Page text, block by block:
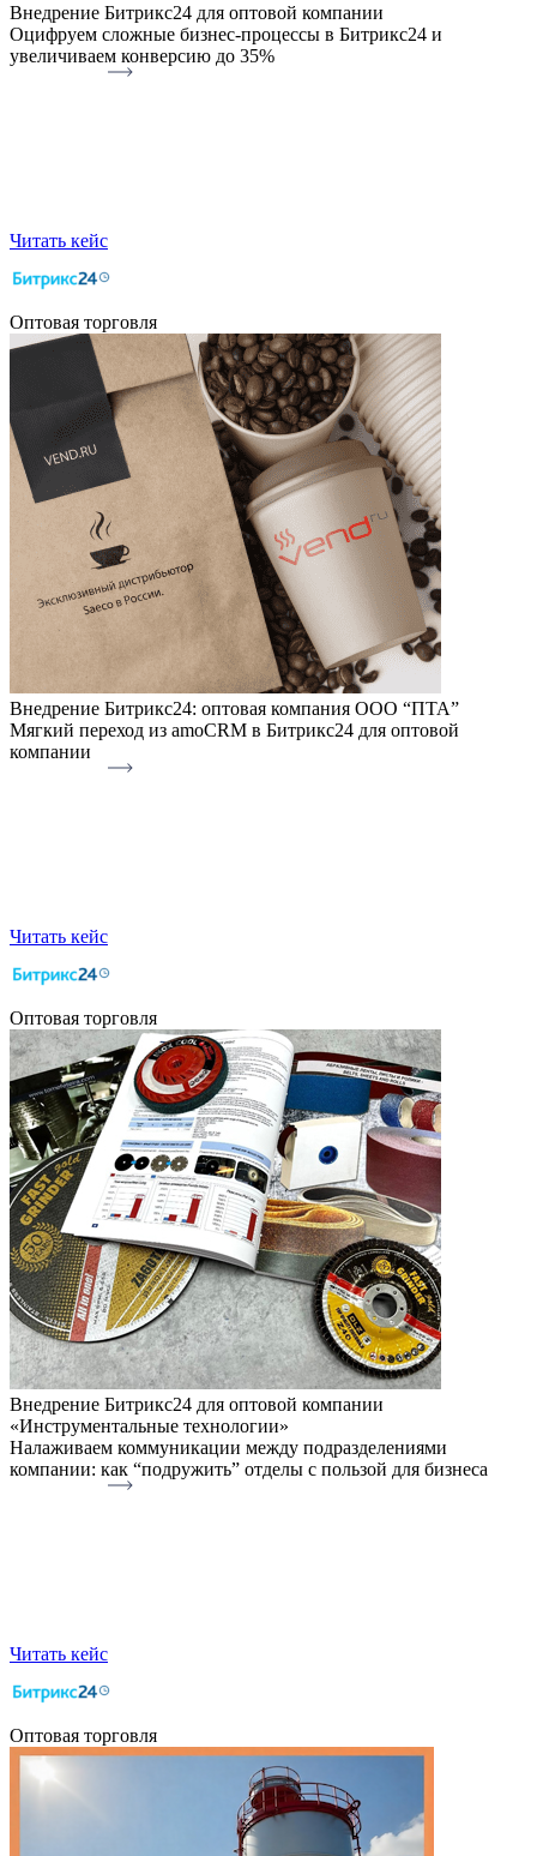
Внедрение Битрикс24 для оптовой компании
Оцифруем сложные бизнес-процессы в Битрикс24 и
увеличиваем конверсию до 35%
Читать кейс
Оптовая торговля
Внедрение Битрикс24: оптовая компания ООО “ПТА”
Мягкий переход из amoCRM в Битрикс24 для оптовой
компании
Читать кейс
Оптовая торговля
Внедрение Битрикс24 для оптовой компании
«Инструментальные технологии»
Налаживаем коммуникации между подразделениями
компании: как “подружить” отделы с пользой для бизнеса
Читать кейс
Оптовая торговля